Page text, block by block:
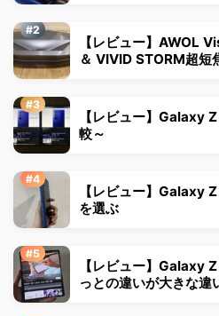
【レビュー】AWOL
＆ VIVID STORM超短
【レビュー】Galaxy
較～
【レビュー】Galaxy
を選ぶ
【レビュー】Galaxy
っとの違いが大きな違